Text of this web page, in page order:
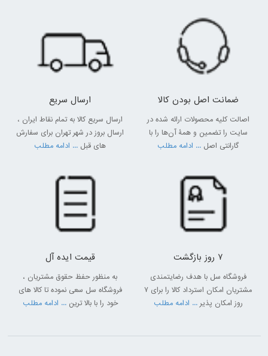
ضمانت اصل بودن کالا
اصالت کلیه محصولات ارائه شده در
سایت را تضمین و همۀ آن‌ها را با
گارانتی اصل ... ادامه مطلب
ارسال سریع
ارسال سریع کالا به تمام نقاط ایران ،
ارسال بروز در شهر تهران برای سفارش
های قبل ... ادامه مطلب
7 روز بازگشت
فروشگاه سل با هدف رضایتمندی
مشتریان امکان استرداد کالا را برای 7
روز امکان پذیر... ادامه مطلب
قیمت ایده آل
به منظور حفظ حقوق مشتریان ،
فروشگاه سل سعی نموده تا کالا های
خود را با بالا ترین ... ادامه مطلب